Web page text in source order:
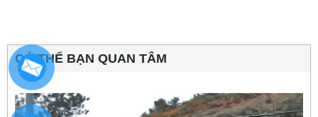
CÓ THỂ BẠN QUAN TÂM